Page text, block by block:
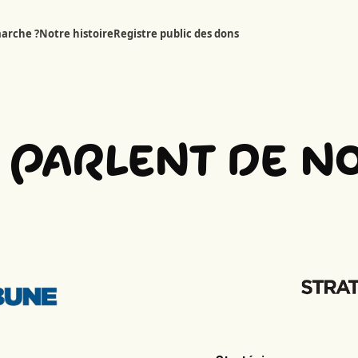
?Notre histoireRegistre public des dons
parlent de